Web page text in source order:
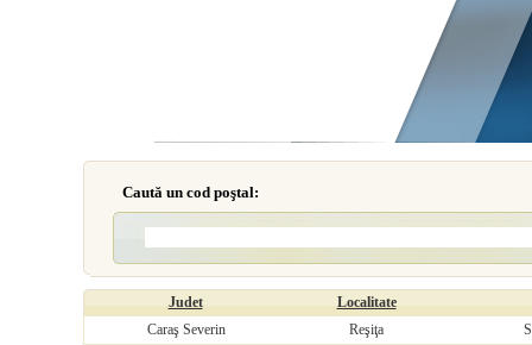
Caută un cod poştal:
Judet
Localitate
Caraş Severin
Reşiţa